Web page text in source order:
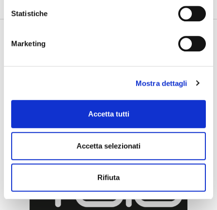
Statistiche
Marketing
Mostra dettagli
Accetta tutti
Accetta selezionati
Rifiuta